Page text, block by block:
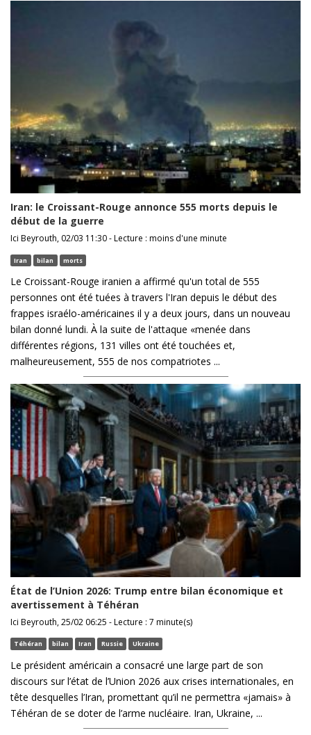
Iran: le Croissant-Rouge annonce 555 morts depuis le
début de la guerre
Ici Beyrouth, 02/03 11:30 - Lecture : moins d'une minute
Iran bilan morts
Le Croissant-Rouge iranien a affirmé qu'un total de 555
personnes ont été tuées à travers l'Iran depuis le début des
frappes israélo-américaines il y a deux jours, dans un nouveau
bilan donné lundi. À la suite de l'attaque «menée dans
différentes régions, 131 villes ont été touchées et,
malheureusement, 555 de nos compatriotes ...
État de l’Union 2026: Trump entre bilan économique et
avertissement à Téhéran
Ici Beyrouth, 25/02 06:25 - Lecture : 7 minute(s)
Téhéran bilan Iran Russie Ukraine
Le président américain a consacré une large part de son
discours sur l’état de l’Union 2026 aux crises internationales, en
tête desquelles l’Iran, promettant qu’il ne permettra «jamais» à
Téhéran de se doter de l’arme nucléaire. Iran, Ukraine, ...